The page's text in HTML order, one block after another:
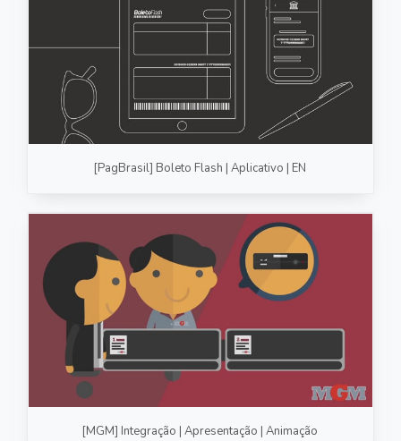
[PagBrasil] Boleto Flash | Aplicativo | EN
[MGM] Integração | Apresentação | Animação